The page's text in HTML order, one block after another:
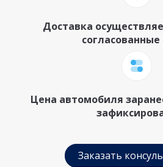
Доставка
согласованные
Цена автомобиля
Заказать